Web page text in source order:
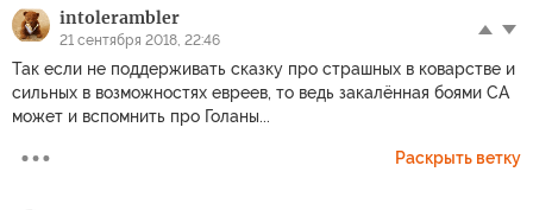
intolerambler
21 сентября 2018, 22:46
Так если не поддерживать сказку про страшных в коварстве и
сильных в возможностях евреев, то ведь закалённая боями СА
может и вспомнить про Голаны...
Раскрыть ветку